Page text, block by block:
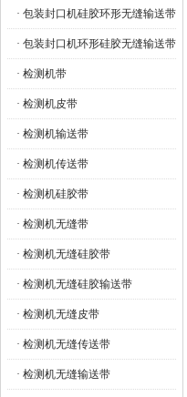
· 包装封口机硅胶环形无缝输送带
· 包装封口机环形硅胶无缝输送带
· 检测机带
· 检测机皮带
· 检测机输送带
· 检测机传送带
· 检测机硅胶带
· 检测机无缝带
· 检测机无缝硅胶带
· 检测机无缝硅胶输送带
· 检测机无缝皮带
· 检测机无缝传送带
· 检测机无缝输送带